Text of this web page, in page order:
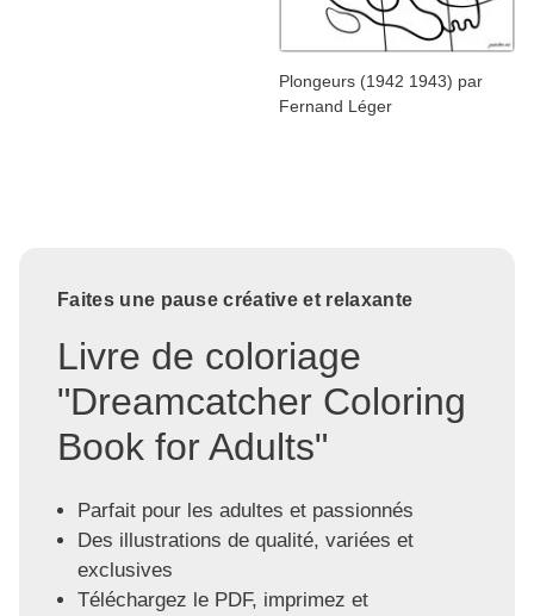
Plongeurs (1942 1943) par
Fernand Léger
Faites une pause créative et relaxante
Livre de coloriage
"Dreamcatcher Coloring
Book for Adults"
Parfait pour les adultes et passionnés
Des illustrations de qualité, variées et
exclusives
Téléchargez le PDF, imprimez et